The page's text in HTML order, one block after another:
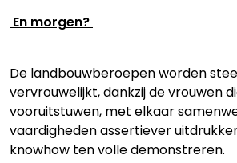
En morgen?
De landbouwberoepen worden
vervrouwelijkt, dankzij de vrouwen
vooruitstuwen, met elkaar
vaardigheden assertiever
knowhow ten volle demonstreren.